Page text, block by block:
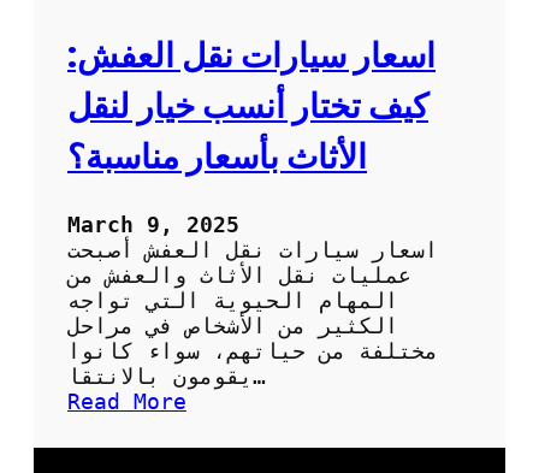
م
ن
ف
ش
:
خ
ي
ا
ا
ي
ب
ن
اسعار سيارات نقل العفش:
كيف تختار أنسب خيار لنقل
الأثاث بأسعار مناسبة؟
March 9, 2025
اسعار سيارات نقل العفش أصبحت
عمليات نقل الأثاث والعفش من
المهام الحيوية التي تواجه
الكثير من الأشخاص في مراحل
مختلفة من حياتهم، سواء كانوا
يقومون بالانتقا…
Read More
س